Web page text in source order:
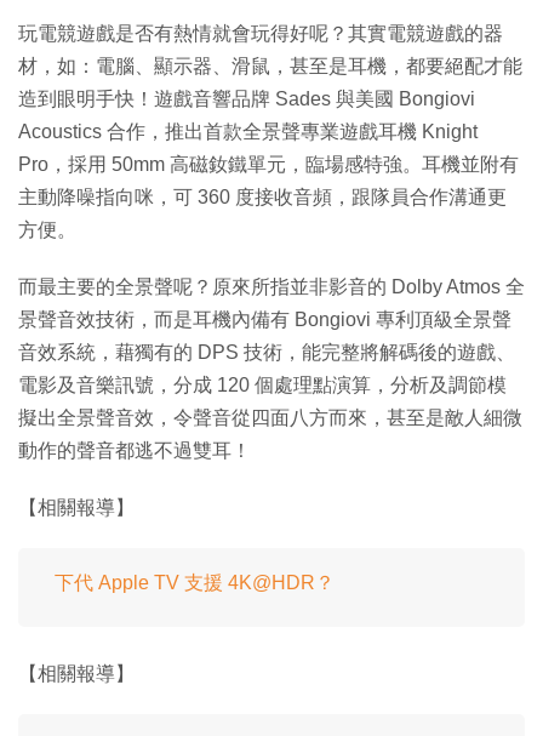
玩電競遊戲是否有熱情就會玩得好呢？其實電競遊戲的器
材，如：電腦、顯示器、滑鼠，甚至是耳機，都要絕配才能
造到眼明手快！遊戲音響品牌 Sades 與美國 Bongiovi
Acoustics 合作，推出首款全景聲專業遊戲耳機 Knight
Pro，採用 50mm 高磁釹鐵單元，臨場感特強。耳機並附有
主動降噪指向咪，可 360 度接收音頻，跟隊員合作溝通更
方便。
而最主要的全景聲呢？原來所指並非影音的 Dolby Atmos 全
景聲音效技術，而是耳機內備有 Bongiovi 專利頂級全景聲
音效系統，藉獨有的 DPS 技術，能完整將解碼後的遊戲、
電影及音樂訊號，分成 120 個處理點演算，分析及調節模
擬出全景聲音效，令聲音從四面八方而來，甚至是敵人細微
動作的聲音都逃不過雙耳！
【相關報導】
下代 Apple TV 支援 4K@HDR？
【相關報導】